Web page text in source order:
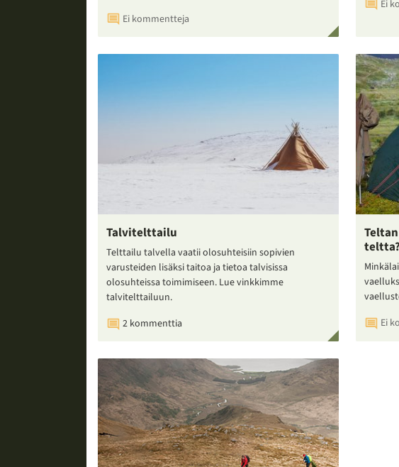
Ei kommentteja
Ei
Talvitelttailu
Telttailu talvella vaatii olosuhteisiin sopivien
varusteiden lisäksi taitoa ja tietoa talvisissa
olosuhteissa toimimiseen. Lue vinkkimme
talvitelttailuun.
2 kommenttia
Ei